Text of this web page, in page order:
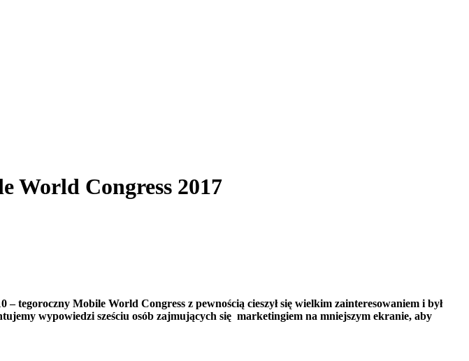
World Congress 2017
tegoroczny Mobile World Congress z pewnością cieszył się wielkim zainteresowaniem i był
wypowiedzi sześciu osób zajmujących się marketingiem na mniejszym ekranie, aby